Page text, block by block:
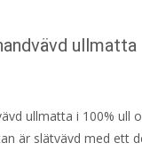
ullmatta
ullmatta i 100% ull
är slätvävd med ett